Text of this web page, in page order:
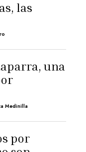
las
una
Medinilla
por